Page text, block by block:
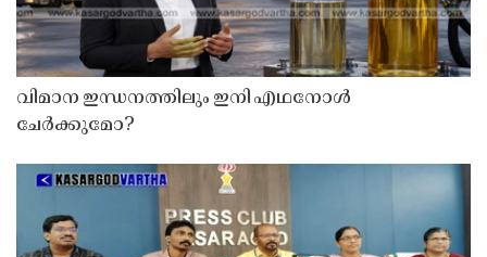
വിമാന ഇന്ധനത്തിലും ഇനി എഥനോൾ
ചേർക്കുമോ?